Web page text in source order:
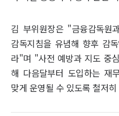
김 부위원장은 "금융감독원
감독지침을 유념해 향후 감
라"며 "사전 예방과 지도 중
해 다음달부터 도입하는 재
맞게 운영될 수 있도록 철저